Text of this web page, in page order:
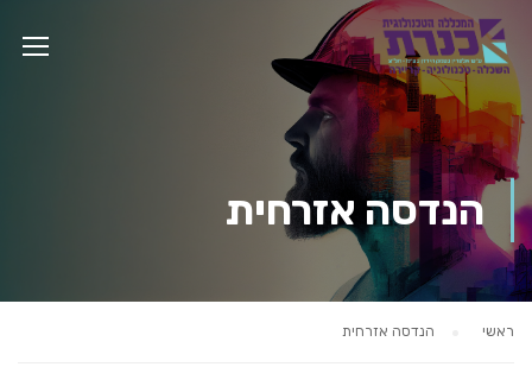
הנדסה אזרחית
ראשי הנדסה אזרחית